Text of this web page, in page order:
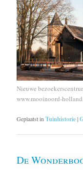
Nieuwe
www.mooinoord-
Geplaatst inTuinhistorie|
De